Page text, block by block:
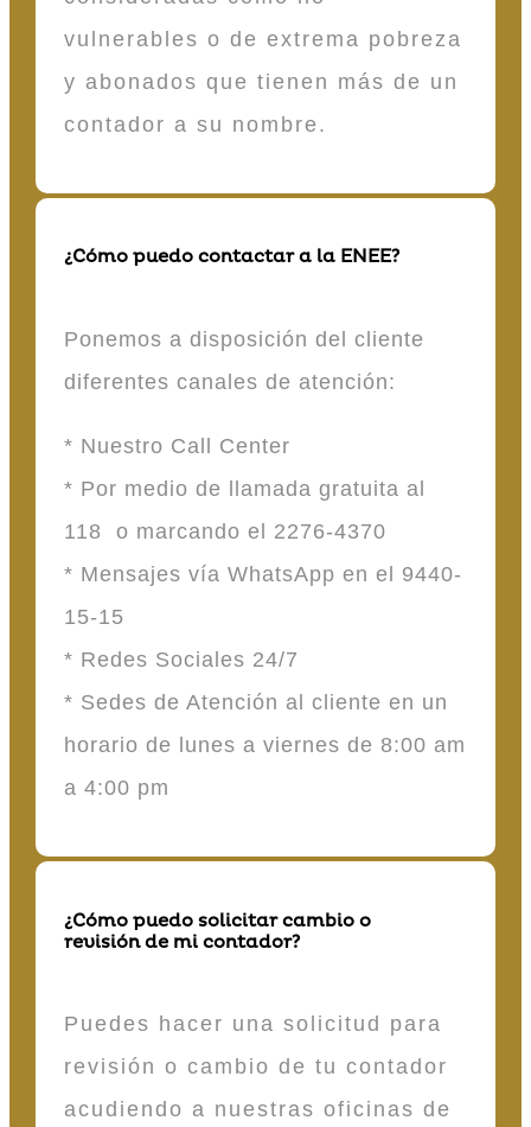
vulnerables o de extrema pobreza
y abonados que tienen más de un
contador a su nombre.
¿Cómo puedo contactar a la ENEE?
Ponemos a disposición del cliente
diferentes canales de atención:
* Nuestro Call Center
* Por medio de llamada gratuita al
118 o marcando el 2276-4370
* Mensajes vía WhatsApp en el 9440-
15-15
* Redes Sociales 24/7
* Sedes de Atención al cliente en un
horario de lunes a viernes de 8:00 am
a 4:00 pm
¿Cómo puedo solicitar cambio o
revisión de mi contador?
Puedes hacer una solicitud para
revisión o cambio de tu contador
acudiendo a nuestras oficinas de